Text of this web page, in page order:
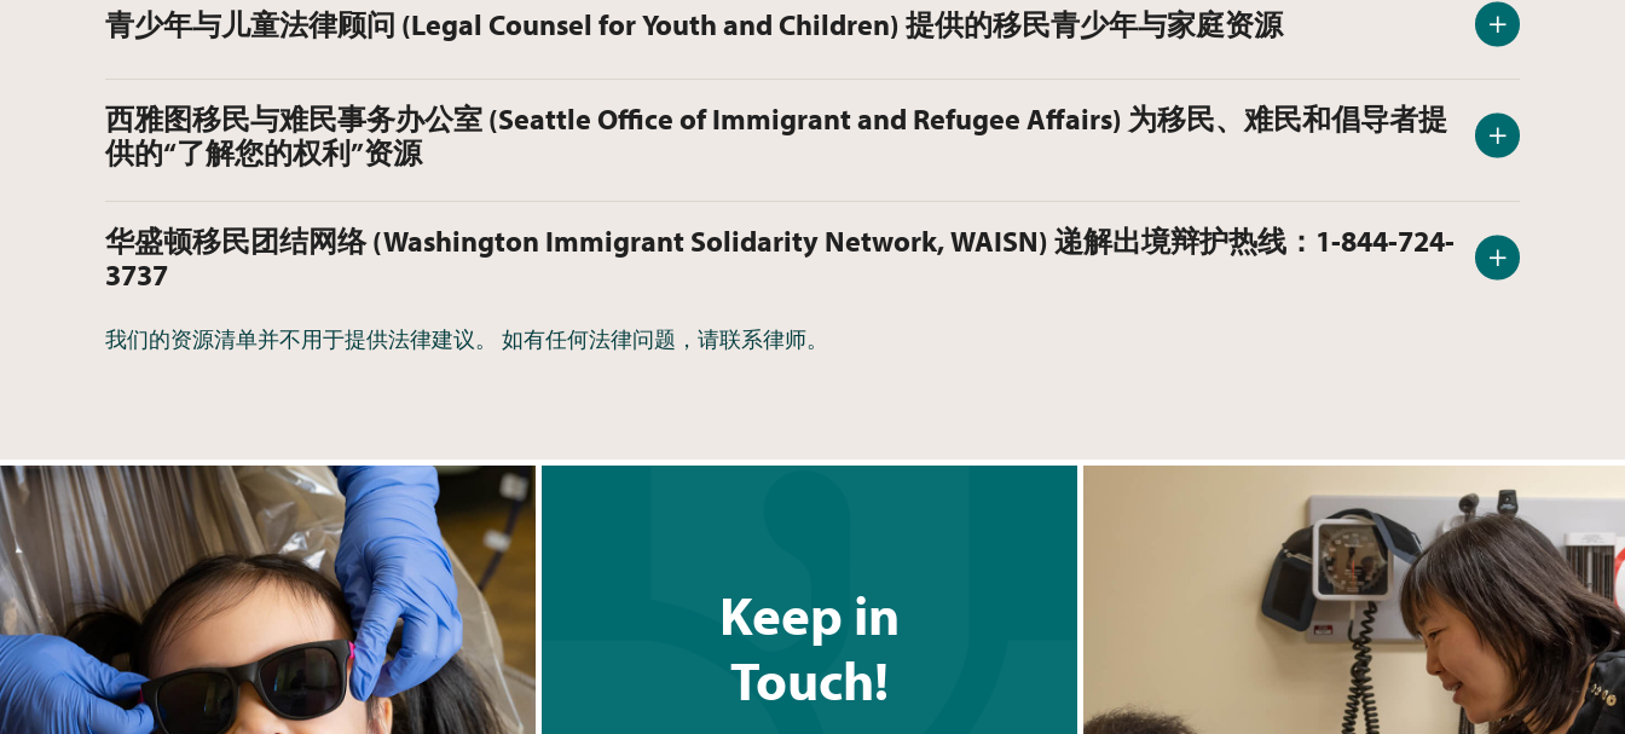
青少年与儿童法律顾问 (Legal Counsel for Youth and Children) 提供的移民青少年与家庭资源
西雅图移民与难民事务办公室 (Seattle Office of Immigrant and Refugee Affairs) 为移民、难民和倡导者提
供的“了解您的权利”资源
华盛顿移民团结网络 (Washington Immigrant Solidarity Network, WAISN) 递解出境辩护热线：1-844-724-
3737
我们的资源清单并不用于提供法律建议。 如有任何法律问题，请联系律师。
Keep in
Touch!